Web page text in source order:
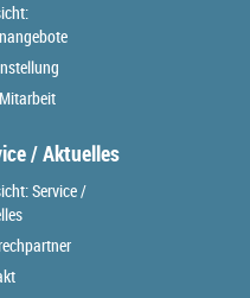
/ Aktuelles
Service /